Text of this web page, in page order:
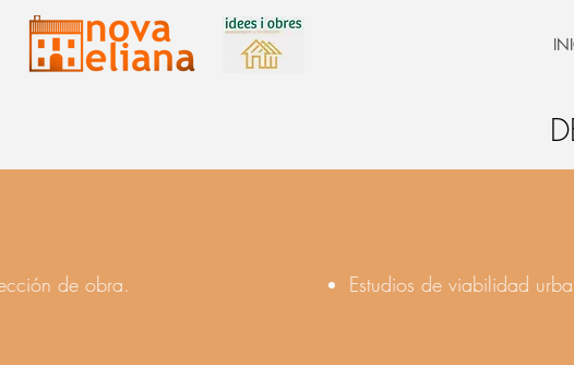
de obra. Estudios de viabilidad